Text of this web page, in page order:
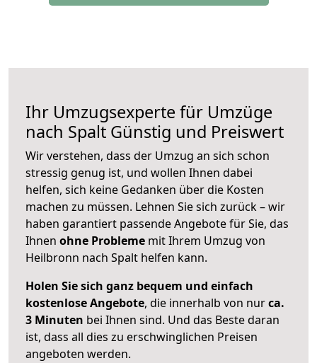
Ihr Umzugsexperte für Umzüge
nach Spalt Günstig und Preiswert
Wir verstehen, dass der Umzug an sich schon
stressig genug ist, und wollen Ihnen dabei
helfen, sich keine Gedanken über die Kosten
machen zu müssen. Lehnen Sie sich zurück – wir
haben garantiert passende Angebote für Sie, das
Ihnen ohne Probleme mit Ihrem Umzug von
Heilbronn nach Spalt helfen kann.
Holen Sie sich ganz bequem und einfach
kostenlose Angebote, die innerhalb von nurca.
3 Minuten bei Ihnen sind. Und das Beste daran
ist, dass all dies zu erschwinglichen Preisen
angeboten werden.